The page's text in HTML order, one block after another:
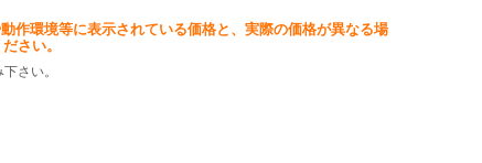
作環境等に表示されている価格と、実際の価格が異なる場
さい。
さい。